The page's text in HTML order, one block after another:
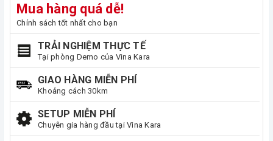
Mua hàng quá dễ!
Chính sách tốt nhất cho bạn
TRẢI NGHIỆM THỰC TẾ
Tại phòng Demo của Vina Kara
GIAO HÀNG MIỄN PHÍ
Khoảng cách 30km
SETUP MIỄN PHÍ
Chuyên gia hàng đầu tại Vina Kara